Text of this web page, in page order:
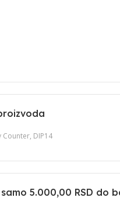
Counter, DIP14
5.000,00 RSD do